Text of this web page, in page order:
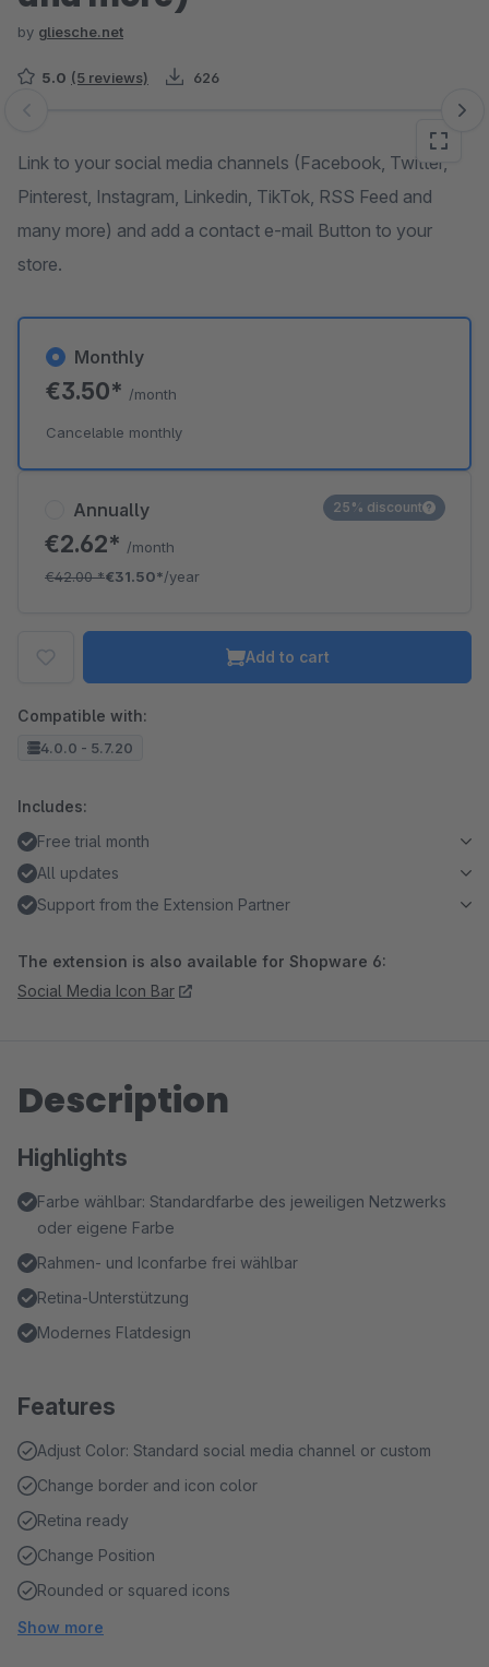
by gliesche.net
5.0 (5 reviews) 626
Skip image gallery
Link to your social media channels (Facebook, Twitter,
Pinterest, Instagram, Linkedin, TikTok, RSS Feed and
many more) and add a contact e-mail Button to your
store.
Annually
€2.62* /month
€42.00*€31.50*/year
25% discount
Monthly
€3.50* /month
Cancelable monthly
Add to cart
Compatible with:
4.0.0 - 5.7.20
Includes:
Free trial month
All updates
Support from the Extension Partner
The extension is also available for Shopware 6:
Social Media Icon Bar
Description
Highlights
Farbe wählbar: Standardfarbe des jeweiligen Netzwerks
oder eigene Farbe
Rahmen- und Iconfarbe frei wählbar
Retina-Unterstützung
Modernes Flatdesign
Features
Adjust Color: Standard social media channel or custom
Change border and icon color
Retina ready
Change Position
Rounded or squared icons
Show more